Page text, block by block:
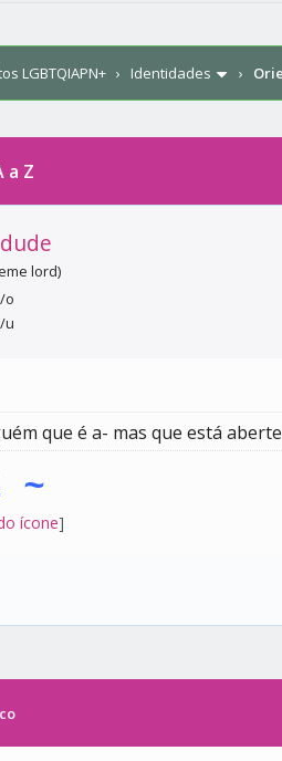
LGBTQIAPN+ › Identidades ›
a Z
lord)
o
u
que é a- mas que está
~
ícone]